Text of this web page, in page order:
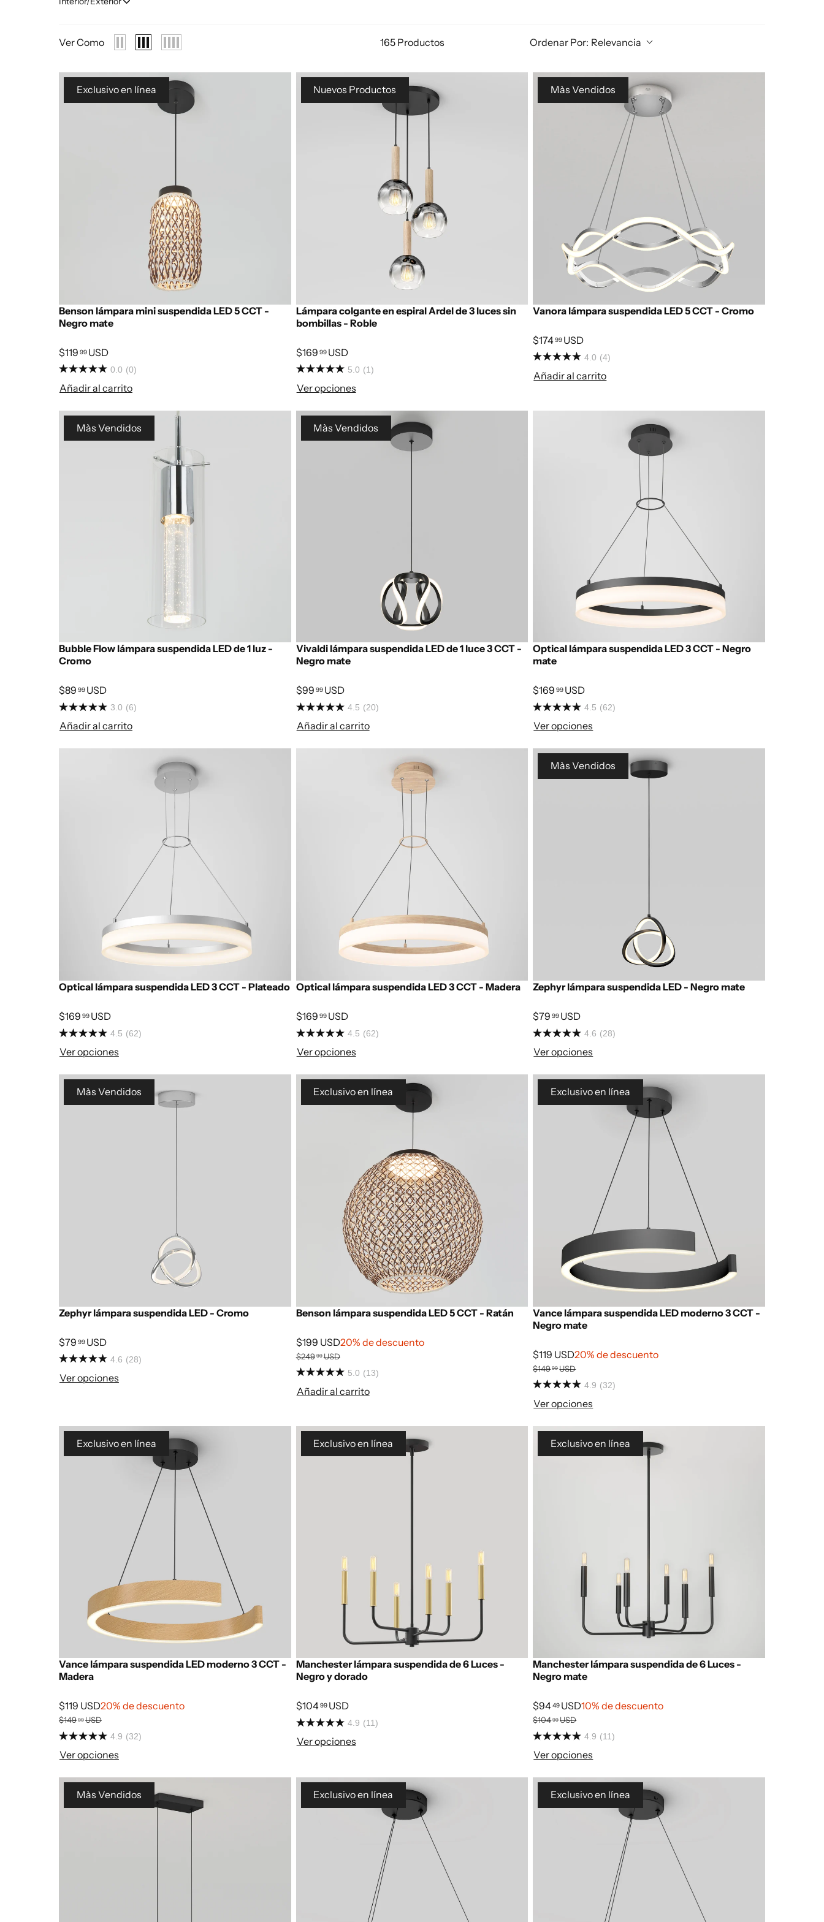
Ver Como 165 Productos Ordenar Por: Relevancia
Exclusivo en línea
Benson lámpara mini suspendida LED 5 CCT -
Negro mate
$119 99 USD
0.0 (0)
Añadir al carrito
Nuevos Productos
Lámpara colgante en espiral Ardel de 3 luces sin
bombillas - Roble
$169 99 USD
5.0 (1)
Ver opciones
Màs Vendidos
Vanora lámpara suspendida LED 5 CCT - Cromo
$17499 USD
4.0 (4)
Añadir al carrito
Màs Vendidos
Bubble Flow lámpara suspendida LED de 1 luz -
Cromo
$89 99 USD
3.0 (6)
Añadir al carrito
Màs Vendidos
Vivaldi lámpara suspendida LED de 1 luce 3 CCT -
Negro mate
$99 99 USD
4.5 (20)
Añadir al carrito
Optical lámpara suspendida LED 3 CCT - Negro
mate
$169 99 USD
4.5 (62)
Ver opciones
Optical lámpara suspendida LED 3 CCT - Plateado
$169 99 USD
4.5 (62)
Ver opciones
Optical lámpara suspendida LED 3 CCT - Madera
$169 99 USD
4.5 (62)
Ver opciones
Màs Vendidos
Zephyr lámpara suspendida LED - Negro mate
$79 99 USD
4.6 (28)
Ver opciones
Màs Vendidos
Zephyr lámpara suspendida LED - Cromo
$79 99 USD
4.6 (28)
Ver opciones
Exclusivo en línea
Benson lámpara suspendida LED 5 CCT - Ratán
$199 USD20% de descuento
$249 99 USD
5.0 (13)
Añadir al carrito
Exclusivo en línea
Vance lámpara suspendida LED moderno 3 CCT -
Negro mate
$119 USD20% de descuento
$149 99 USD
4.9 (32)
Ver opciones
Exclusivo en línea
Vance lámpara suspendida LED moderno 3 CCT -
Madera
$119 USD20% de descuento
$149 99 USD
4.9 (32)
Ver opciones
Exclusivo en línea
Manchester lámpara suspendida de 6 Luces -
Negro y dorado
$10499 USD
4.9 (11)
Ver opciones
Exclusivo en línea
Manchester lámpara suspendida de 6 Luces -
Negro mate
$9449 USD10% de descuento
$104 99 USD
4.9 (11)
Ver opciones
Màs Vendidos Exclusivo en línea Exclusivo en línea